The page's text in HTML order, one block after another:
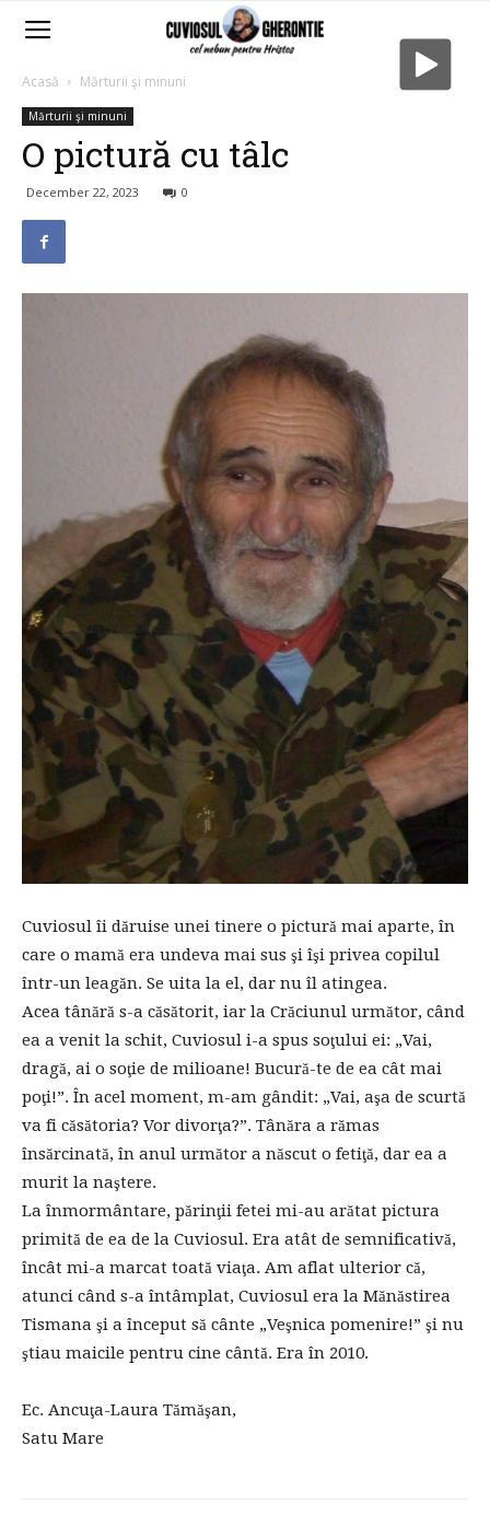
Acasă Mărturii şi minuni
Mărturii şi minuni
O pictură cu tâlc
December 22, 2023 0
Cuviosul îi dăruise unei tinere o pictură mai aparte, în
care o mamă era undeva mai sus şi îşi privea copilul
într-un leagăn. Se uita la el, dar nu îl atingea.
Acea tânără s-a căsătorit, iar la Crăciunul următor, când
ea a venit la schit, Cuviosul i-a spus soţului ei: „Vai,
dragă, ai o soţie de milioane! Bucură-te de ea cât mai
poţi!”. În acel moment, m-am gândit: „Vai, aşa de scurtă
va fi căsătoria? Vor divorţa?”. Tânăra a rămas
însărcinată, în anul următor a născut o fetiţă, dar ea a
murit la naştere.
La înmormântare, părinţii fetei mi-au arătat pictura
primită de ea de la Cuviosul. Era atât de semnificativă,
încât mi-a marcat toată viaţa. Am aflat ulterior că,
atunci când s-a întâmplat, Cuviosul era la Mănăstirea
Tismana şi a început să cânte „Veşnica pomenire!” şi nu
ştiau maicile pentru cine cântă. Era în 2010.
Ec. Ancuţa-Laura Tămăşan,
Satu Mare